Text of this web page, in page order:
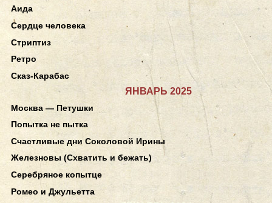
Аида
Сердце человека
Стриптиз
Ретро
Сказ-Карабас
ЯНВАРЬ 2025
Москва — Петушки
Попытка не пытка
Счастливые дни Соколовой Ирины
Железновы (Схватить и бежать)
Серебряное копытце
Ромео и Джульетта